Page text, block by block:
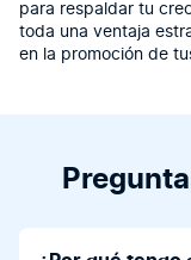
para respaldar tu
toda una ventaja
en la promoción de